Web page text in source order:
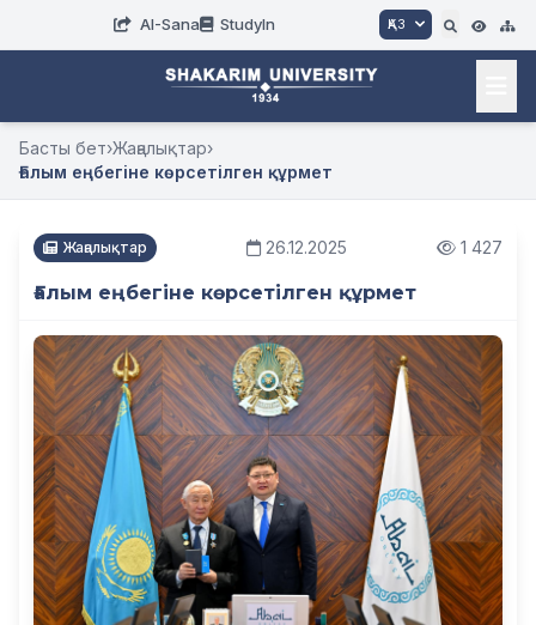
AI-Sana StudyIn ҚАЗ
Басты бет›Жаңалықтар›
Ғалым еңбегіне көрсетілген құрмет
Жаңалықтар 26.12.2025 1 427
Ғалым еңбегіне көрсетілген құрмет